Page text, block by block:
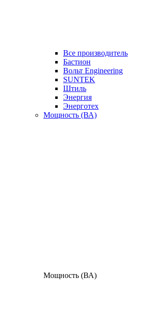
Все производитель
Бастион
Вольт Engineering
SUNTEK
Штиль
Энергия
Энерготех
Мощность (ВА)
Мощность (ВА)